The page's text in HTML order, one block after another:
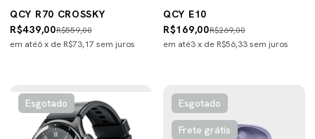
QCY R70 CROSSKY
R$559,00
R$439,00
em até6x de R$73,17 sem juros
QCY E10
R$269,00
R$169,00
em até3x de R$56,33sem juros
Esgotado Esgotado
Frete grátis